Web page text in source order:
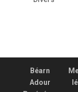
Béarn
Adour